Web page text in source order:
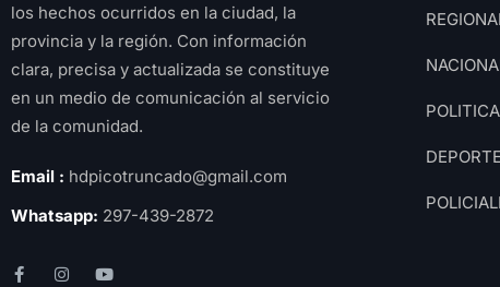
los hechos ocurridos en la ciudad, la
provincia y la región. Con información
clara, precisa y actualizada se constituye
en un medio de comunicación al servicio
de la comunidad.
Email : hdpicotruncado@gmail.com
Whatsapp: 297-439-2872
POLITICA